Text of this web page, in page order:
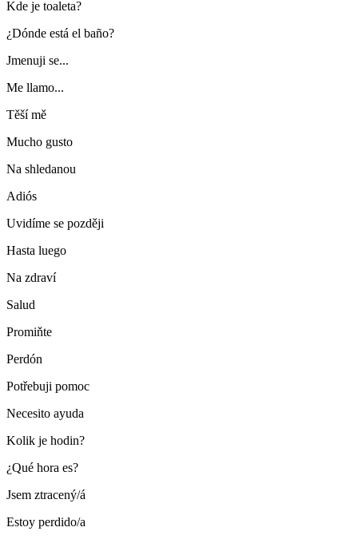
Kde je toaleta?
¿Dónde está el baño?
Jmenuji se...
Me llamo...
Těší mě
Mucho gusto
Na shledanou
Adiós
Uvidíme se později
Hasta luego
Na zdraví
Salud
Promiňte
Perdón
Potřebuji pomoc
Necesito ayuda
Kolik je hodin?
¿Qué hora es?
Jsem ztracený/á
Estoy perdido/a